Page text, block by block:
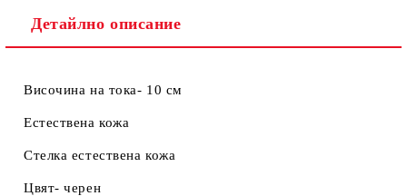
Детайлно описание
Височина на тока- 10 см
Естествена кожа
Стелка естествена кожа
Цвят- черен